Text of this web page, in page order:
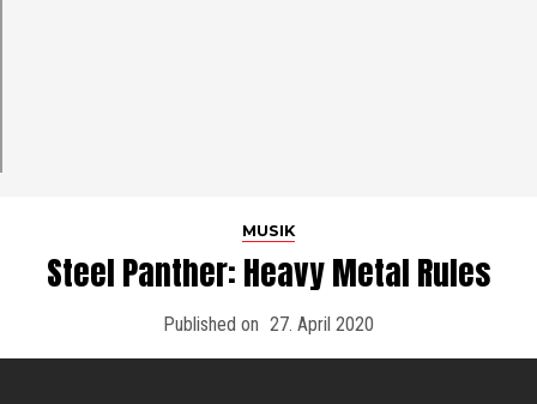
MUSIK
Steel Panther: Heavy Metal Rules
Published on 27. April 2020